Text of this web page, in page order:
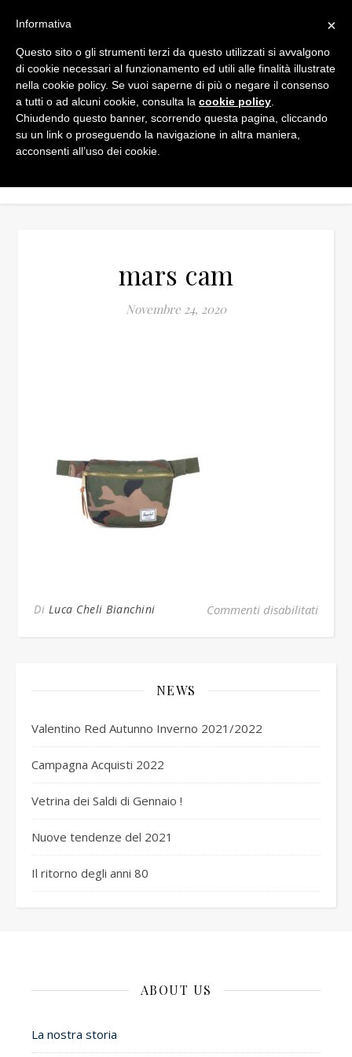
mars cam
Novembre 24, 2020
Di Luca Cheli Bianchini Commenti disabilitatisu
NEWS
Valentino Red Autunno Inverno 2021/2022
Campagna Acquisti 2022
Vetrina dei Saldi di Gennaio !
Nuove tendenze del 2021
Il ritorno degli anni 80
ABOUT US
La nostra storia
×
Informativa
Questo sito o gli strumenti terzi da questo utilizzati si avvalgono
di cookie necessari al funzionamento ed utili alle finalità illustrate
nella cookie policy. Se vuoi saperne di più o negare il consenso
a tutti o ad alcuni cookie, consulta la cookie policy
Chiudendo questo banner, scorrendo questa pagina, cliccando
su un link o proseguendo la navigazione in altra maniera,
acconsenti all’uso dei cookie.